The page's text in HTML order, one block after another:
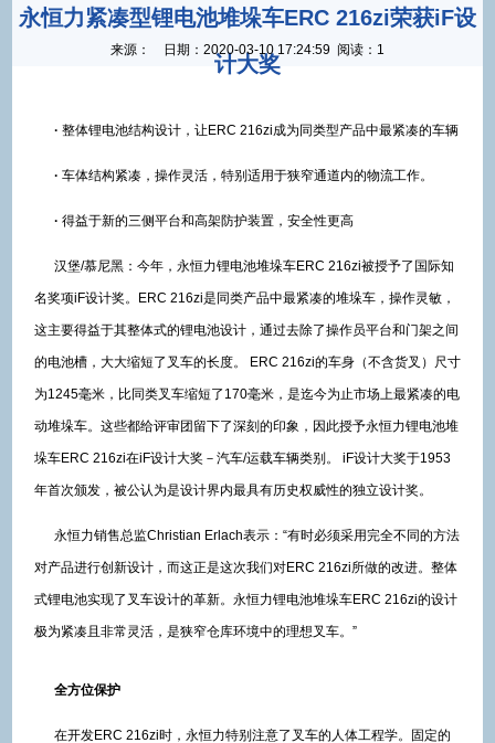
永恒力紧凑型锂电池堆垛车ERC 216zi荣获iF设
计大奖
来源： 日期： 2020-03-10 17:24:59 阅读：1
· 整体锂电池结构设计，让ERC 216zi成为同类型产品中最紧凑的车辆
· 车体结构紧凑，操作灵活，特别适用于狭窄通道内的物流工作。
· 得益于新的三侧平台和高架防护装置，安全性更高
汉堡/慕尼黑：今年，永恒力锂电池堆垛车ERC 216zi被授予了国际知
名奖项iF设计奖。ERC 216zi是同类产品中最紧凑的堆垛车，操作灵敏，
这主要得益于其整体式的锂电池设计，通过去除了操作员平台和门架之间
的电池槽，大大缩短了叉车的长度。 ERC 216zi的车身（不含货叉）尺寸
为1245毫米，比同类叉车缩短了170毫米，是迄今为止市场上最紧凑的电
动堆垛车。这些都给评审团留下了深刻的印象，因此授予永恒力锂电池堆
垛车ERC 216zi在iF设计大奖－汽车/运载车辆类别。 iF设计大奖于1953
年首次颁发，被公认为是设计界内最具有历史权威性的独立设计奖。
永恒力销售总监Christian Erlach表示：“有时必须采用完全不同的方法
对产品进行创新设计，而这正是这次我们对ERC 216zi所做的改进。整体
式锂电池实现了叉车设计的革新。永恒力锂电池堆垛车ERC 216zi的设计
极为紧凑且非常灵活，是狭窄仓库环境中的理想叉车。”
全方位保护
在开发ERC 216zi时，永恒力特别注意了叉车的人体工程学。固定的